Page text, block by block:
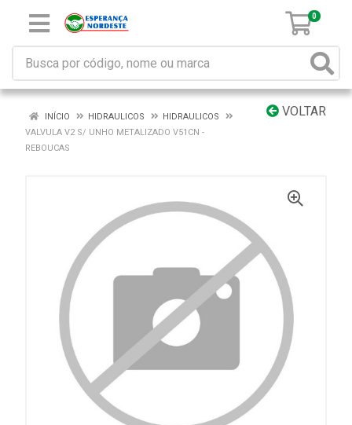
0
VOLTAR
INÍCIO HIDRAULICOS
HIDRAULICOS
VALVULA V2 S/ UNHO METALIZADO V51CN -
REBOUCAS